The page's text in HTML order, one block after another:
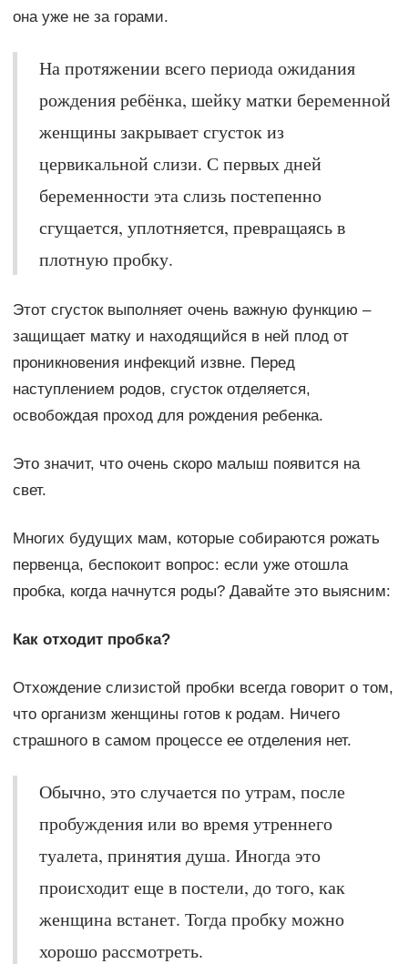
она уже не за горами.
На протяжении всего периода ожидания
рождения ребёнка, шейку матки беременной
женщины закрывает сгусток из
цервикальной слизи. С первых дней
беременности эта слизь постепенно
сгущается, уплотняется, превращаясь в
плотную пробку.
Этот сгусток выполняет очень важную функцию –
защищает матку и находящийся в ней плод от
проникновения инфекций извне. Перед
наступлением родов, сгусток отделяется,
освобождая проход для рождения ребенка.
Это значит, что очень скоро малыш появится на
свет.
Многих будущих мам, которые собираются рожать
первенца, беспокоит вопрос: если уже отошла
пробка, когда начнутся роды? Давайте это выясним:
Как отходит пробка?
Отхождение слизистой пробки всегда говорит о том,
что организм женщины готов к родам. Ничего
страшного в самом процессе ее отделения нет.
Обычно, это случается по утрам, после
пробуждения или во время утреннего
туалета, принятия душа. Иногда это
происходит еще в постели, до того, как
женщина встанет. Тогда пробку можно
хорошо рассмотреть.